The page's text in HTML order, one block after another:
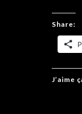
Share:
J’aime